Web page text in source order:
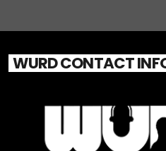
WURD CONTACT